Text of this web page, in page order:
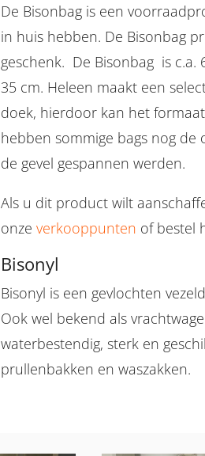
De Bisonbag is een
in huis hebben. De Bisonbag
geschenk. De Bisonbag is
35 cm. Heleen maakt een
doek, hierdoor kan het
hebben sommige bags nog
de gevel gespannen werden.
Als u dit product wilt
onze verkooppunten of bestel
Bisonyl
Bisonyl is een gevlochten
Ook wel bekend als
waterbestendig, sterk en
prullenbakken en waszakken.